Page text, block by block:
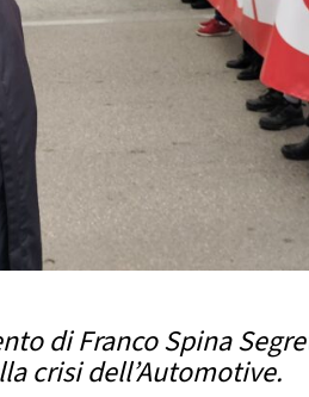
di Franco Spina
crisi dell’Automotive.